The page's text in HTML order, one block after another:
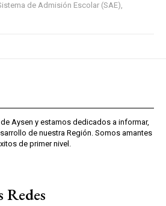
de Admisión Escolar (SAE),
Aysen y estamos dedicados a informar,
de nuestra Región. Somos amantes
de primer nivel.
Redes